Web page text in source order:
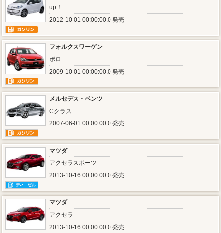
up！
2012-10-01 00:00:00.0 発売
フォルクスワーゲン
ポロ
2009-10-01 00:00:00.0 発売
メルセデス・ベンツ
Cクラス
2007-06-01 00:00:00.0 発売
マツダ
アクセラスポーツ
2013-10-16 00:00:00.0 発売
マツダ
アクセラ
2013-10-16 00:00:00.0 発売